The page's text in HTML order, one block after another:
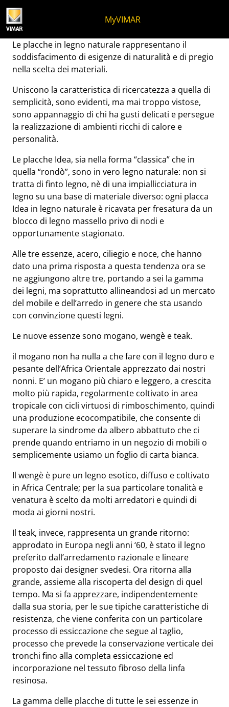
MyVIMAR
Placche Idea in legno
Le placche in legno naturale rappresentano il
soddisfacimento di esigenze di naturalità e di pregio
nella scelta dei materiali.
Uniscono la caratteristica di ricercatezza a quella di
semplicità, sono evidenti, ma mai troppo vistose,
sono appannaggio di chi ha gusti delicati e persegue
la realizzazione di ambienti ricchi di calore e
personalità.
Le placche Idea, sia nella forma “classica” che in
quella “rondò”, sono in vero legno naturale: non si
tratta di finto legno, nè di una impiallicciatura in
legno su una base di materiale diverso: ogni placca
Idea in legno naturale è ricavata per fresatura da un
blocco di legno massello privo di nodi e
opportunamente stagionato.
Alle tre essenze, acero, ciliegio e noce, che hanno
dato una prima risposta a questa tendenza ora se
ne aggiungono altre tre, portando a sei la gamma
dei legni, ma soprattutto allineandosi ad un mercato
del mobile e dell’arredo in genere che sta usando
con convinzione questi legni.
Le nuove essenze sono mogano, wengè e teak.
il mogano non ha nulla a che fare con il legno duro e
pesante dell’Africa Orientale apprezzato dai nostri
nonni. E’ un mogano più chiaro e leggero, a crescita
molto più rapida, regolarmente coltivato in area
tropicale con cicli virtuosi di rimboschimento, quindi
una produzione ecocompatibile, che consente di
superare la sindrome da albero abbattuto che ci
prende quando entriamo in un negozio di mobili o
semplicemente usiamo un foglio di carta bianca.
Il wengè è pure un legno esotico, diffuso e coltivato
in Africa Centrale; per la sua particolare tonalità e
venatura è scelto da molti arredatori e quindi di
moda ai giorni nostri.
Il teak, invece, rappresenta un grande ritorno:
approdato in Europa negli anni ‘60, è stato il legno
preferito dall’arredamento razionale e lineare
proposto dai designer svedesi. Ora ritorna alla
grande, assieme alla riscoperta del design di quel
tempo. Ma si fa apprezzare, indipendentemente
dalla sua storia, per le sue tipiche caratteristiche di
resistenza, che viene conferita con un particolare
processo di essiccazione che segue al taglio,
processo che prevede la conservazione verticale dei
tronchi fino alla completa essiccazione ed
incorporazione nel tessuto fibroso della linfa
resinosa.
La gamma delle placche di tutte le sei essenze in